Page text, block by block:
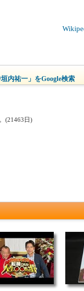
垣内祐一」をGoogle検索
(21463日)